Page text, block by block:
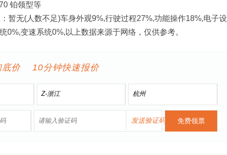
铂领型等
暂无(人数不足)车身外观9%,行驶过程27%,功能操作18%,电子设
0%,变速系统0%,以上数据来源于网络，仅供参考。
底价 10分钟快速报价
发送验证码 免费领票